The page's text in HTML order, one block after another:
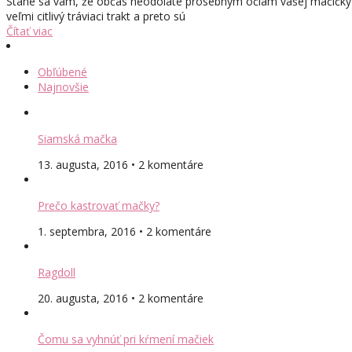
veľmi citlivý tráviaci trakt a preto sú
Čítať viac
Obľúbené
Najnovšie
Siamská mačka
13. augusta, 2016 • 2 komentáre
Prečo kastrovať mačky?
1. septembra, 2016 • 2 komentáre
Ragdoll
20. augusta, 2016 • 2 komentáre
Čomu sa vyhnúť pri kŕmení mačiek